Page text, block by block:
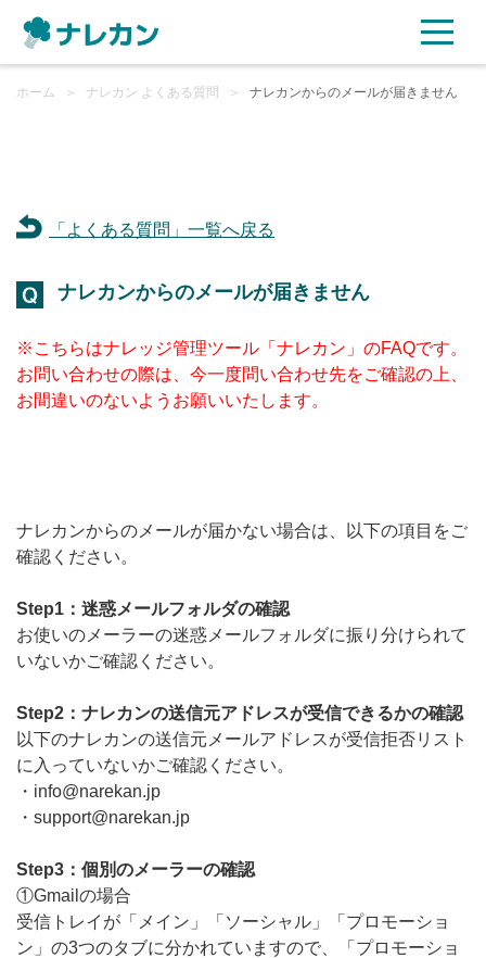
ご利用プラン
よくある質問
ログイン
ホーム ＞ ナレカン よくある質問 ＞ ナレカンからのメールが届きません
「よくある質問」一覧へ戻る
ナレカンからのメールが届きません
※こちらはナレッジ管理ツール「ナレカン」のFAQです。
お問い合わせの際は、今一度問い合わせ先をご確認の上、
お間違いのないようお願いいたします。
ナレカンからのメールが届かない場合は、以下の項目をご
確認ください。
Step1：迷惑メールフォルダの確認
お使いのメーラーの迷惑メールフォルダに振り分けられて
いないかご確認ください。
Step2：ナレカンの送信元アドレスが受信できるかの確認
以下のナレカンの送信元メールアドレスが受信拒否リスト
に入っていないかご確認ください。
・info@narekan.jp
・support@narekan.jp
Step3：個別のメーラーの確認
①Gmailの場合
受信トレイが「メイン」「ソーシャル」「プロモーショ
ン」の3つのタブに分かれていますので、「プロモーショ